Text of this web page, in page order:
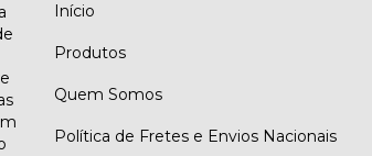
Início
Produtos
Quem Somos
Política de Fretes e Envios Nacionais